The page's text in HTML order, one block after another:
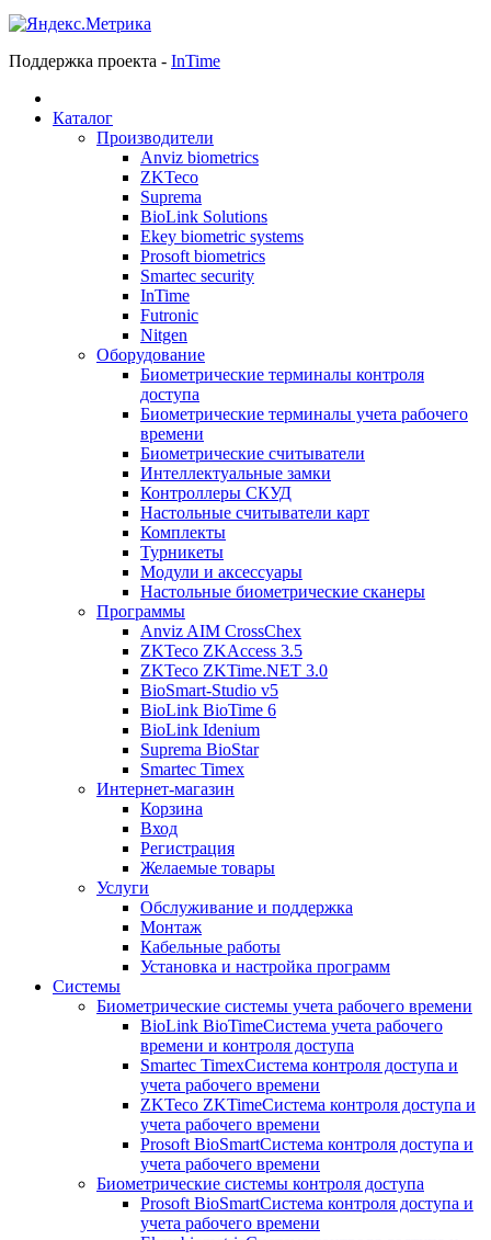
Поддержка проекта - InTime
Каталог
Производители
Anviz biometrics
ZKTeco
Suprema
BioLink Solutions
Ekey biometric systems
Prosoft biometrics
Smartec security
InTime
Futronic
Nitgen
Оборудование
Биометрические терминалы контроля
доступа
Биометрические терминалы учета рабочего
времени
Биометрические считыватели
Интеллектуальные замки
Контроллеры СКУД
Настольные считыватели карт
Комплекты
Турникеты
Модули и аксессуары
Настольные биометрические сканеры
Программы
Anviz AIM CrossChex
ZKTeco ZKAccess 3.5
ZKTeco ZKTime.NET 3.0
BioSmart-Studio v5
BioLink BioTime 6
BioLink Idenium
Suprema BioStar
Smartec Timex
Интернет-магазин
Корзина
Вход
Регистрация
Желаемые товары
Услуги
Обслуживание и поддержка
Монтаж
Кабельные работы
Установка и настройка программ
Системы
Биометрические системы учета рабочего времени
BioLink BioTimeСистема учета рабочего
времени и контроля доступа
Smartec TimexСистема контроля доступа и
учета рабочего времени
ZKTeco ZKTimeСистема контроля доступа и
учета рабочего времени
Prosoft BioSmartСистема контроля доступа и
учета рабочего времени
Биометрические системы контроля доступа
Prosoft BioSmartСистема контроля доступа и
учета рабочего времени